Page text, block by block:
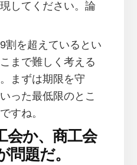
してください。論
割を超えているとい
まで難しく考える
まずは期限を守
った最低限のとこ
すね。
か、商工会
題だ。